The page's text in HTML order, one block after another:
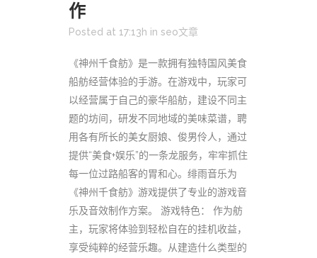
作
Posted at 17:13h in seo文章
《神州千食舫》是一款拥有独特国风美食
船舫经营体验的手游。在游戏中，玩家可
以经营属于自己的豪华船舫，建设不同主
题的坊间，研发不同地域的美味菜谱，聘
用各有所长的美女厨娘、俊男伶人，通过
提供“美食+娱乐”的一条龙服务，牢牢抓住
每一位过路船客的胃和心。绯雨音乐为
《神州千食舫》游戏提供了专业的游戏音
乐及音效制作方案。 游戏特色： 作为舫
主，玩家将体验到轻松自在的挂机收益，
享受纯粹的经营乐趣。从建造什么类型的